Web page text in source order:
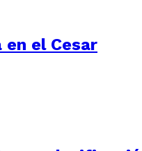
el Cesar